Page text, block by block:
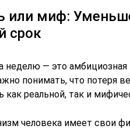
или миф:
срок
неделю — это
понимать, что потеря
реальной, так и
человека имеет свои